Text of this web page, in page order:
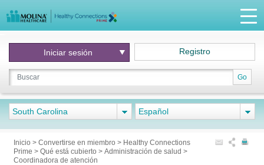
Go
Iniciar sesión Registro
South Carolina Español
Inicio > Convertirse en miembro > Healthy Connections
Prime > Qué está cubierto > Administración de salud >
Coordinadora de atención